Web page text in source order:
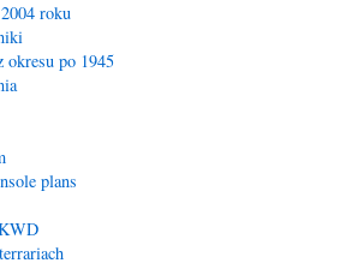
roku
okresu po 1945
plans